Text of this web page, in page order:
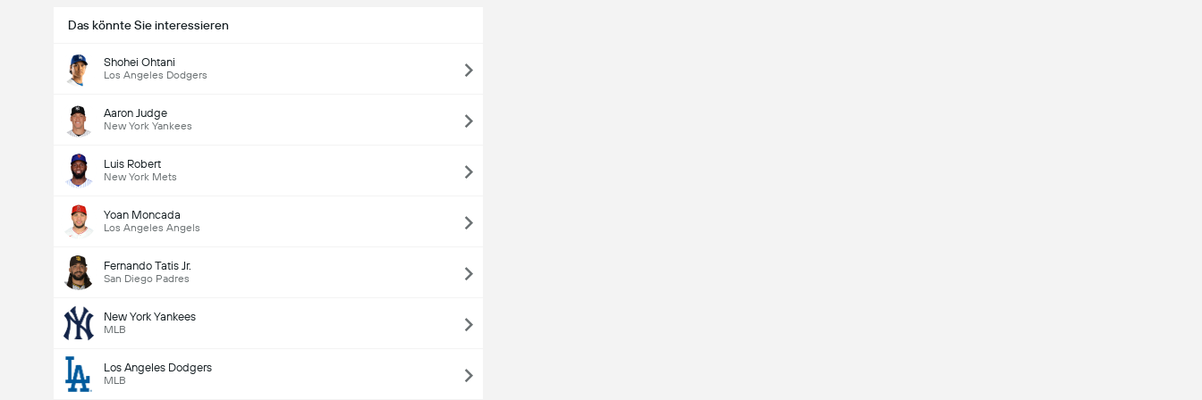
Das könnte Sie interessieren
Shohei Ohtani
Los Angeles Dodgers
Aaron Judge
New York Yankees
Luis Robert
New York Mets
Yoan Moncada
Los Angeles Angels
Fernando Tatis Jr.
San Diego Padres
New York Yankees
MLB
Los Angeles Dodgers
MLB